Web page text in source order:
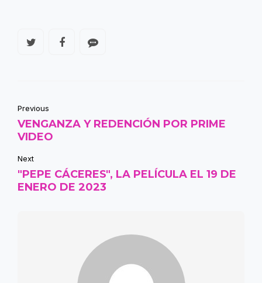
Previous
VENGANZA Y REDENCIÓN POR PRIME
VIDEO
Next
"PEPE CÁCERES", LA PELÍCULA EL 19 DE
ENERO DE 2023